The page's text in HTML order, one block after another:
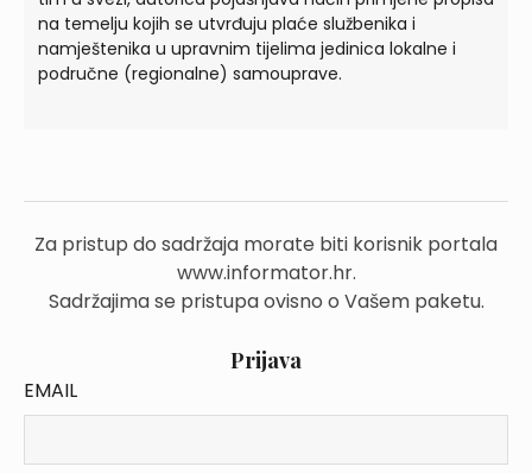
na temelju kojih se utvrđuju plaće službenika i
namještenika u upravnim tijelima jedinica lokalne i
područne (regionalne) samouprave.
Za pristup do sadržaja morate biti korisnik portala
www.informator.hr.
Sadržajima se pristupa ovisno o Vašem paketu.
Prijava
EMAIL